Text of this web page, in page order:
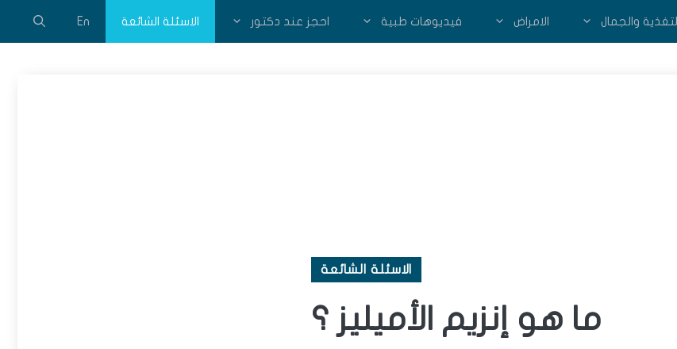
التغذية والجمال الامراض فيديوهات طبية احجز عند دكتور الاسئلة الشائعة En
الاسئلة الشائعة
ما هو إنزيم الأميليز ؟